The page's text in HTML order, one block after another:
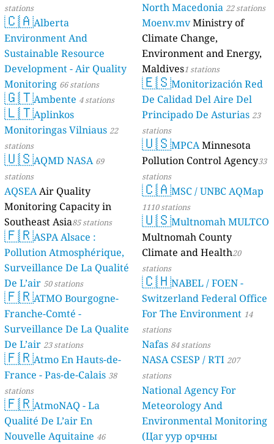
stations
🇨🇦Alberta
Environment And
Sustainable Resource
Development - Air Quality
Monitoring 66 stations
🇬🇹Ambente 4 stations
🇱🇹Aplinkos
Monitoringas Vilniaus 22
stations
🇺🇸AQMD NASA 69
stations
AQSEAAir Quality
Monitoring Capacity in
Southeast Asia85 stations
🇫🇷ASPA Alsace :
Pollution Atmosphérique,
Surveillance De La Qualité
De L’air 50 stations
🇫🇷ATMO Bourgogne-
Franche-Comté -
Surveillance De La Qualite
De L’air 23 stations
🇫🇷Atmo En Hauts-de-
France - Pas-de-Calais 38
stations
🇫🇷AtmoNAQ - La
Qualité De L’air En
Nouvelle Aquitaine 46
North Macedonia 22 stations
Moenv.mvMinistry of
Climate Change,
Environment and Energy,
Maldives1 stations
🇪🇸Monitorización Red
De Calidad Del Aire Del
Principado De Asturias 23
stations
🇺🇸MPCAMinnesota
Pollution Control Agency33
stations
🇨🇦MSC / UNBC AQMap
1110 stations
🇺🇸Multnomah MULTCO
Multnomah County
Climate and Health20
stations
🇨🇭NABEL / FOEN -
Switzerland Federal Office
For The Environment 14
stations
Nafas 84 stations
NASA CSESP / RTI 207
stations
National Agency For
Meteorology And
Environmental Monitoring
(Цаг уур орчны